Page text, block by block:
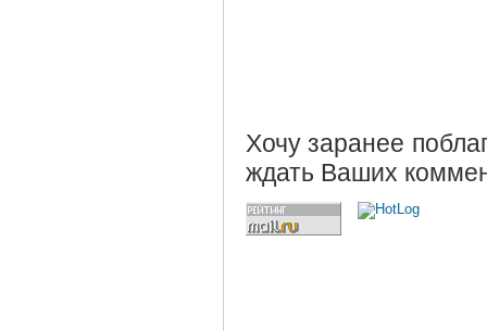
Хочу заранее
ждать Ваших